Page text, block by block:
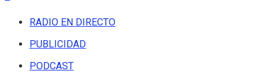
RADIO EN DIRECTO
PUBLICIDAD
PODCAST